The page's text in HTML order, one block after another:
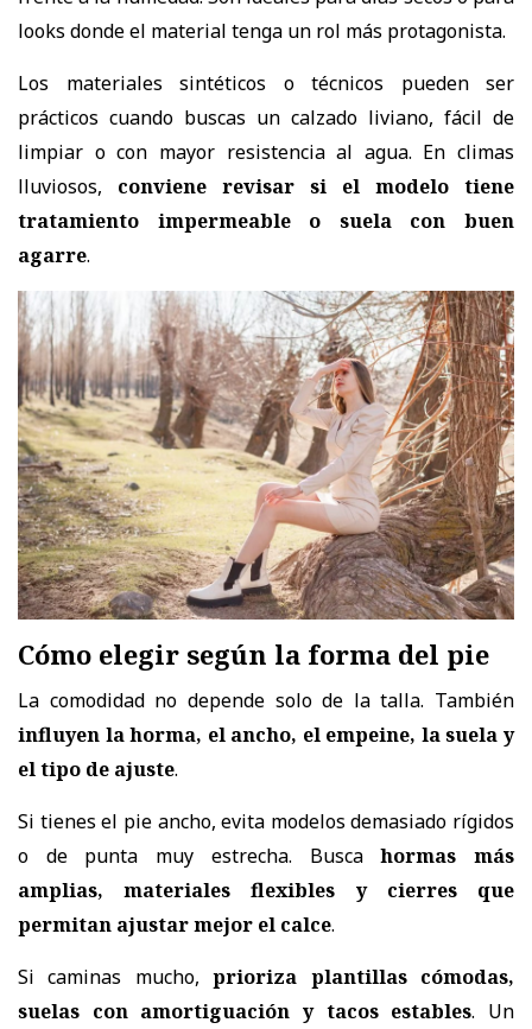
looks donde el material tenga un rol más protagonista.
Los materiales sintéticos o técnicos pueden ser
prácticos cuando buscas un calzado liviano, fácil de
limpiar o con mayor resistencia al agua. En climas
lluviosos, conviene revisar si el modelo tiene
tratamiento impermeable o suela con buen
agarre.
Cómo elegir según la forma del pie
La comodidad no depende solo de la talla. También
influyen la horma, el ancho, el empeine, la suela y
el tipo de ajuste.
Si tienes el pie ancho, evita modelos demasiado rígidos
o de punta muy estrecha. Buscahormas más
amplias, materiales flexibles y cierres que
permitan ajustar mejor el calce.
Si caminas mucho,prioriza plantillas cómodas,
suelas con amortiguación y tacos estables. Un